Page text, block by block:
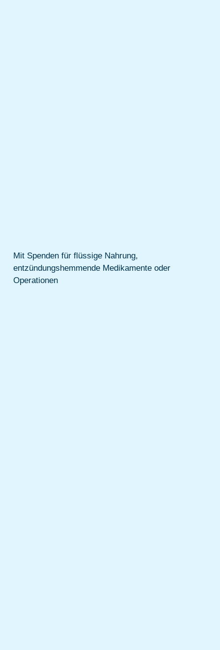
Mit Spenden für flüssige Nahrung,
entzündungshemmende Medikamente oder
Operationen